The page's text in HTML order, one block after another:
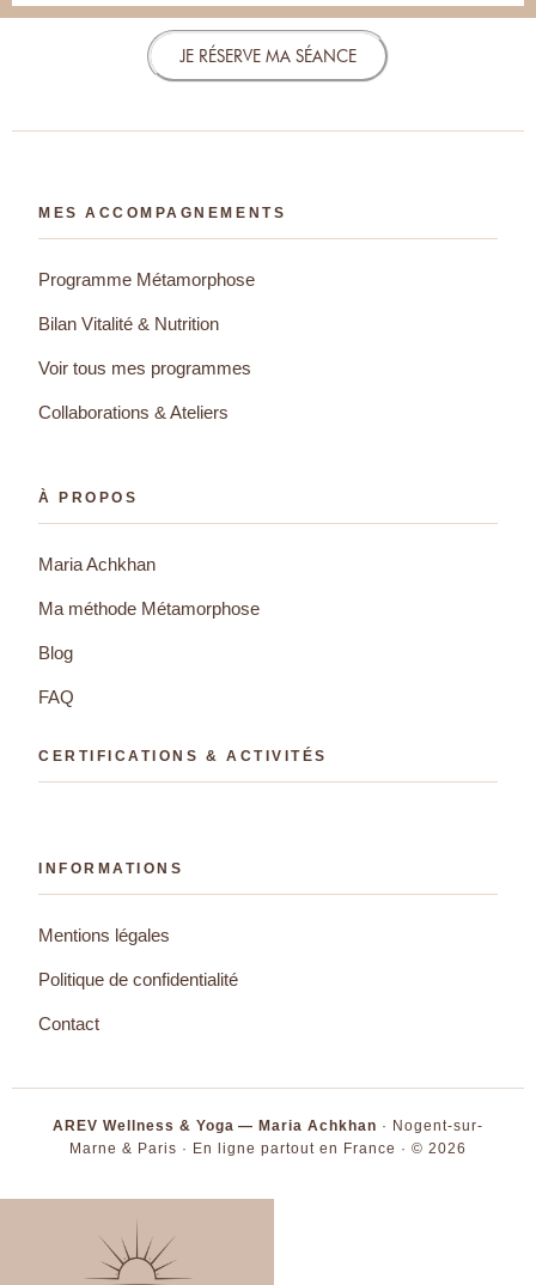
JE RÉSERVE MA SÉANCE
MES ACCOMPAGNEMENTS
Programme Métamorphose
Bilan Vitalité & Nutrition
Voir tous mes programmes
Collaborations & Ateliers
À PROPOS
Maria Achkhan
Ma méthode Métamorphose
Blog
FAQ
CERTIFICATIONS & ACTIVITÉS
INFORMATIONS
Mentions légales
Politique de confidentialité
Contact
AREV Wellness & Yoga — Maria Achkhan · Nogent-sur-
Marne & Paris · En ligne partout en France · © 2026